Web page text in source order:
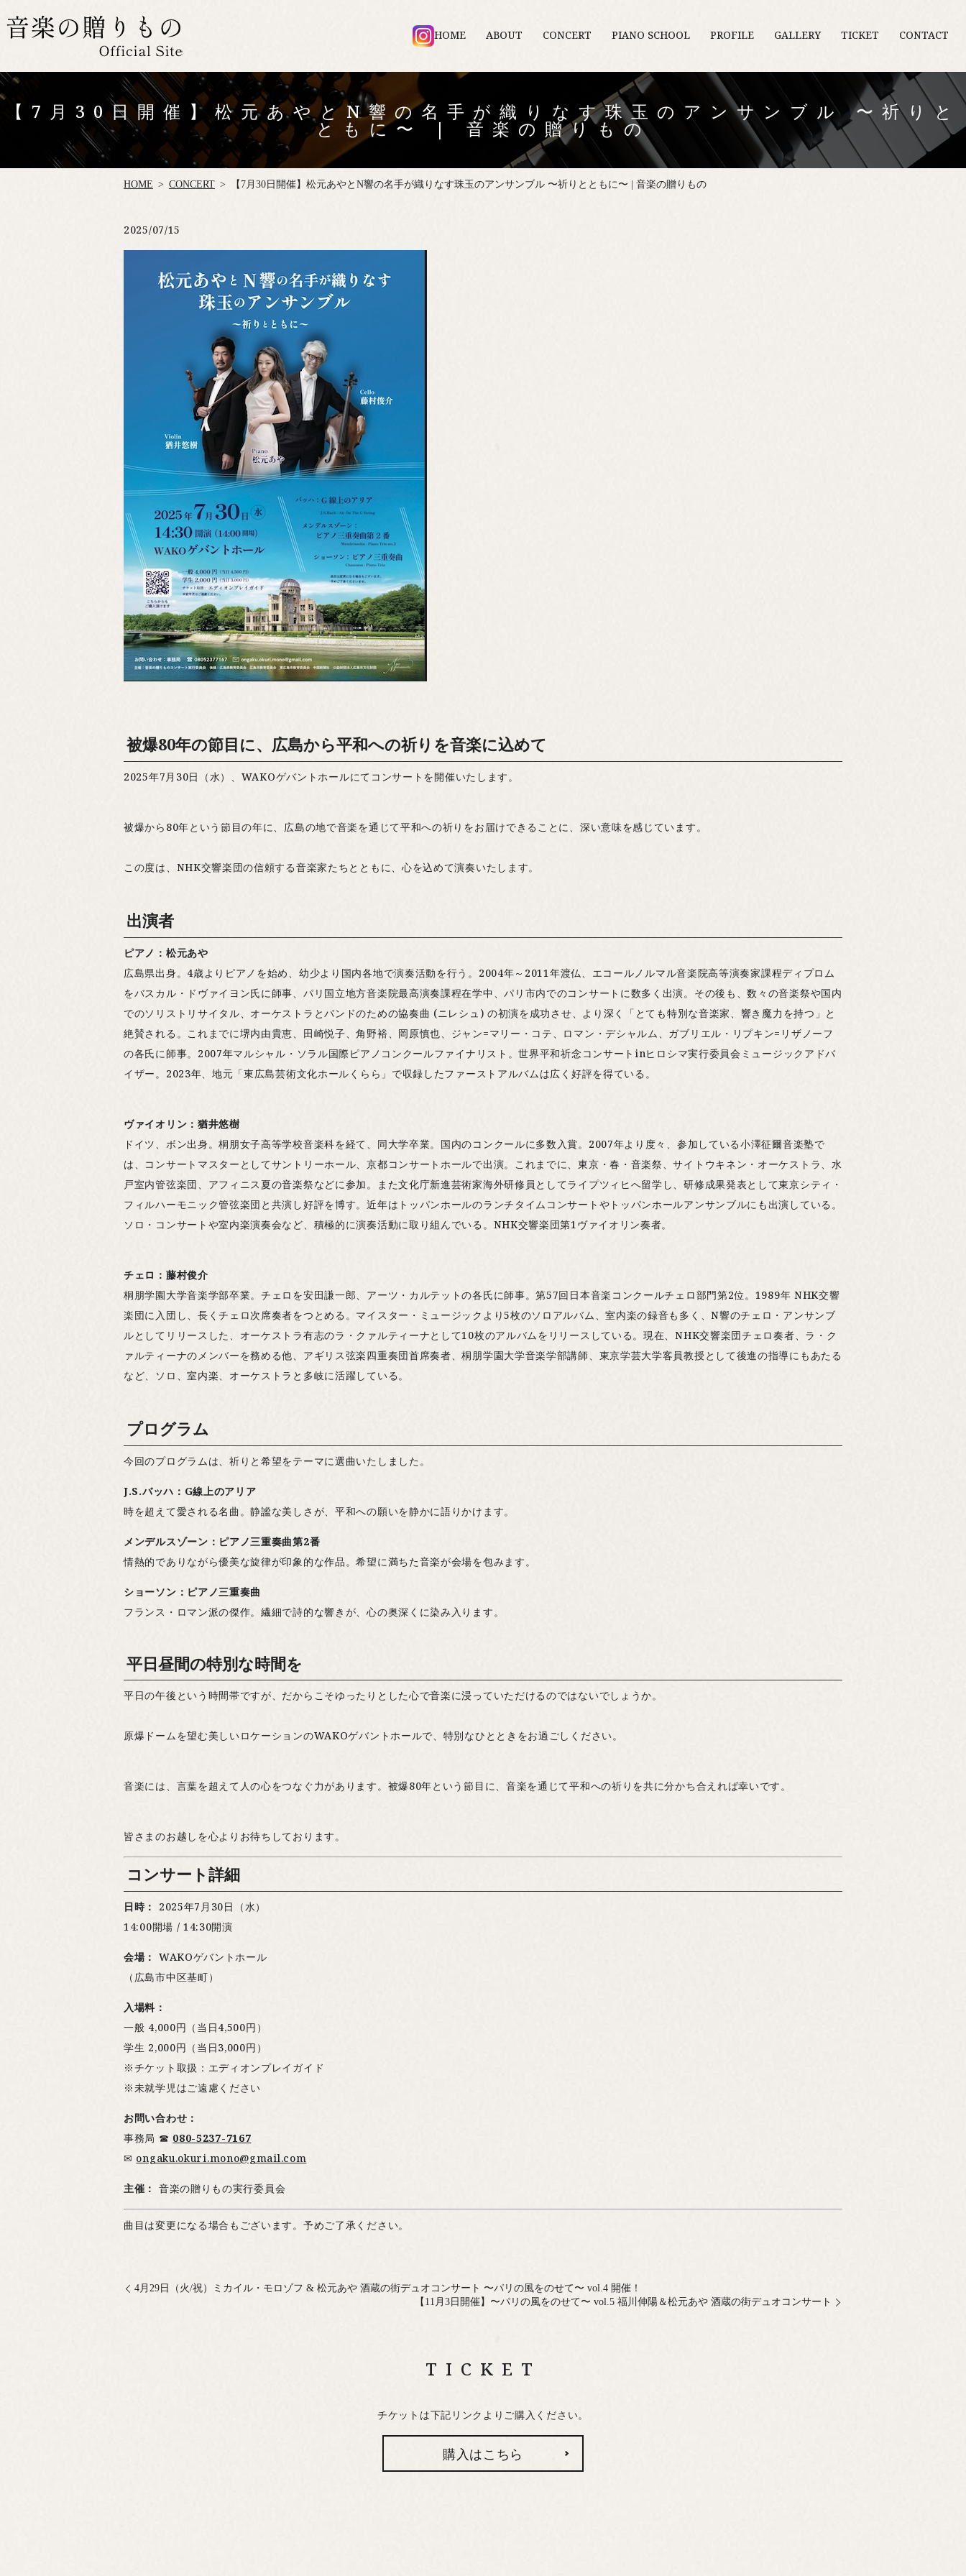
HOME ABOUT CONCERT PIANO SCHOOL PROFILE GALLERY TICKET CONTACT
【7月30日開催】松元あやとN響の名手が織りなす珠玉のアンサンブル 〜祈りと
ともに〜 | 音楽の贈りもの
HOME CONCERT 【7月30日開催】松元あやとN響の名手が織りなす珠玉のアンサンブル 〜祈りとともに〜 | 音楽の贈りもの
2025/07/15
被爆80年の節目に、広島から平和への祈りを音楽に込めて
2025年7月30日（水）、WAKOゲバントホールにてコンサートを開催いたします。
被爆から80年という節目の年に、広島の地で音楽を通じて平和への祈りをお届けできることに、深い意味を感じています。
この度は、NHK交響楽団の信頼する音楽家たちとともに、心を込めて演奏いたします。
出演者
ピアノ：松元あや
広島県出身。4歳よりピアノを始め、幼少より国内各地で演奏活動を行う。2004年～2011年渡仏、エコールノルマル音楽院高等演奏家課程ディプロム
をバスカル・ドヴァイヨン氏に師事、パリ国立地方音楽院最高演奏課程在学中、パリ市内でのコンサートに数多く出演。その後も、数々の音楽祭や国内
でのソリストリサイタル、オーケストラとバンドのための協奏曲 (ニレシュ) の初演を成功させ、より深く「とても特別な音楽家、響き魔力を持つ」と
絶賛される。これまでに堺内由貴恵、田崎悦子、角野裕、岡原慎也、ジャン=マリー・コテ、ロマン・デシャルム、ガブリエル・リプキン=リザノーフ
の各氏に師事。2007年マルシャル・ソラル国際ピアノコンクールファイナリスト。世界平和祈念コンサートinヒロシマ実行委員会ミュージックアドバ
イザー。2023年、地元「東広島芸術文化ホールくらら」で収録したファーストアルバムは広く好評を得ている。
ヴァイオリン：猶井悠樹
ドイツ、ボン出身。桐朋女子高等学校音楽科を経て、同大学卒業。国内のコンクールに多数入賞。2007年より度々、参加している小澤征爾音楽塾で
は、コンサートマスターとしてサントリーホール、京都コンサートホールで出演。これまでに、東京・春・音楽祭、サイトウキネン・オーケストラ、水
戸室内管弦楽団、アフィニス夏の音楽祭などに参加。また文化庁新進芸術家海外研修員としてライプツィヒへ留学し、研修成果発表として東京シティ・
フィルハーモニック管弦楽団と共演し好評を博す。近年はトッパンホールのランチタイムコンサートやトッパンホールアンサンブルにも出演している。
ソロ・コンサートや室内楽演奏会など、積極的に演奏活動に取り組んでいる。NHK交響楽団第1ヴァイオリン奏者。
チェロ：藤村俊介
桐朋学園大学音楽学部卒業。チェロを安田謙一郎、アーツ・カルテットの各氏に師事。第57回日本音楽コンクールチェロ部門第2位。1989年 NHK交響
楽団に入団し、長くチェロ次席奏者をつとめる。マイスター・ミュージックより5枚のソロアルバム、室内楽の録音も多く、N響のチェロ・アンサンブ
ルとしてリリースした、オーケストラ有志のラ・クァルティーナとして10枚のアルバムをリリースしている。現在、NHK交響楽団チェロ奏者、ラ・ク
ァルティーナのメンバーを務める他、アギリス弦楽四重奏団首席奏者、桐朋学園大学音楽学部講師、東京学芸大学客員教授として後進の指導にもあたる
など、ソロ、室内楽、オーケストラと多岐に活躍している。
プログラム
今回のプログラムは、祈りと希望をテーマに選曲いたしました。
J.S.バッハ：G線上のアリア
時を超えて愛される名曲。静謐な美しさが、平和への願いを静かに語りかけます。
メンデルスゾーン：ピアノ三重奏曲第2番
情熱的でありながら優美な旋律が印象的な作品。希望に満ちた音楽が会場を包みます。
ショーソン：ピアノ三重奏曲
フランス・ロマン派の傑作。繊細で詩的な響きが、心の奥深くに染み入ります。
平日昼間の特別な時間を
平日の午後という時間帯ですが、だからこそゆったりとした心で音楽に浸っていただけるのではないでしょうか。
原爆ドームを望む美しいロケーションのWAKOゲバントホールで、特別なひとときをお過ごしください。
音楽には、言葉を超えて人の心をつなぐ力があります。被爆80年という節目に、音楽を通じて平和への祈りを共に分かち合えれば幸いです。
皆さまのお越しを心よりお待ちしております。
コンサート詳細
日時：
2025年7月30日（水）
14:00開場 / 14:30開演
会場： WAKOゲバントホール
（広島市中区基町）
入場料：
一般 4,000円（当日4,500円）
学生 2,000円（当日3,000円）
※チケット取扱：エディオンプレイガイド
※未就学児はご遠慮ください
お問い合わせ：
事務局 ☎ 080-5237-7167
✉ ongaku.okuri.mono@gmail.com
主催： 音楽の贈りもの実行委員会
曲目は変更になる場合もございます。予めご了承ください。
4月29日（火/祝）ミカイル・モロゾフ & 松元あや 酒蔵の街デュオコンサート 〜パリの風をのせて〜 vol.4 開催！
【11月3日開催】〜パリの風をのせて〜 vol.5 福川伸陽＆松元あや 酒蔵の街デュオコンサート
TICKET
チケットは下記リンクよりご購入ください。
購入はこちら